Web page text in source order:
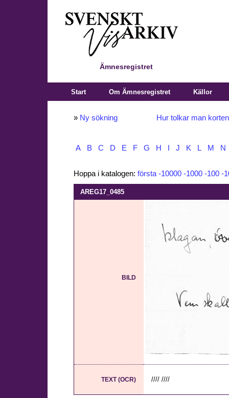
Ämnesregistret
Start Om Ämnesregistret Källor
» Ny sökning Hur tolkar man
A B C D E F G H J K L M N
Hoppa i katalogen: första -10000 -1000 -100 -
AREG17_0485
BILD
TEXT (OCR) //// ////